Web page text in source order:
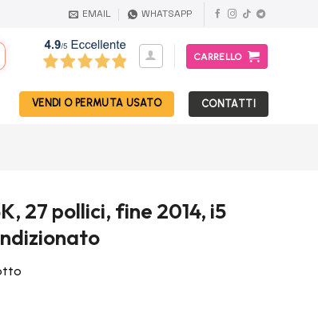
EMAIL WHATSAPP
CARRELLO
VENDI O PERMUTA USATO CONTATTI
27 pollici, fine 2014, i5